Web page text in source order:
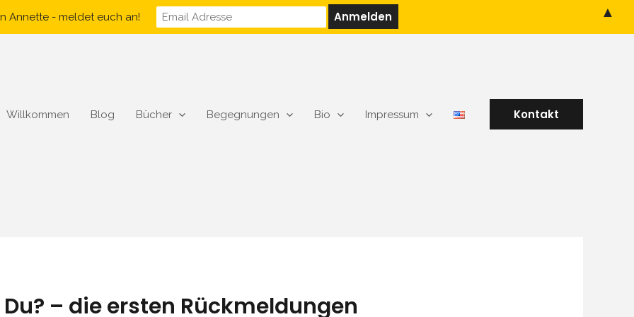
Willkommen Blog Bücher Begegnungen Bio Impressum Kontakt
– die ersten Rückmeldungen
Annette - meldet euch an! ▲